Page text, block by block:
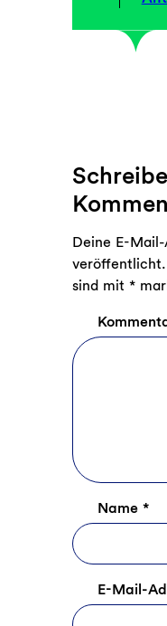
Deine E-
veröffentlicht.
sind mit *
Name *
E-Mail-